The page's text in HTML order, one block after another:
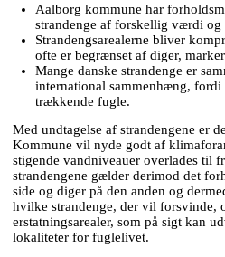
Aalborg kommune har
strandenge af forskellig værdi og
Strandengsarealerne bliver
ofte er begrænset af diger,
Mange danske strandenge er
international sammenhæng,
trækkende fugle.
Med undtagelse af strandengene er
Kommune vil nyde godt af
stigende vandniveauer overlades til
strandengene gælder derimod det
side og diger på den anden og
hvilke strandenge, der vil forsvinde,
erstatningsarealer, som på sigt kan
lokaliteter for fuglelivet.